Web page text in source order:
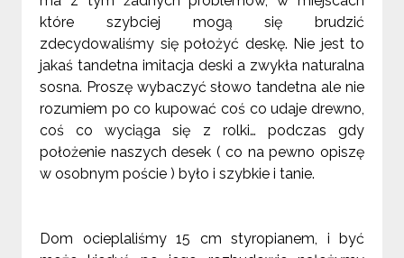
które szybciej mogą się brudzić
zdecydowaliśmy się położyć deskę. Nie jest to
jakaś tandetna imitacja deski a zwykła naturalna
sosna. Proszę wybaczyć słowo tandetna ale nie
rozumiem po co kupować coś co udaje drewno,
coś co wyciąga się z rolki… podczas gdy
położenie naszych desek ( co na pewno opiszę
w osobnym poście ) było i szybkie i tanie.
Dom ocieplaliśmy 15 cm styropianem, i być